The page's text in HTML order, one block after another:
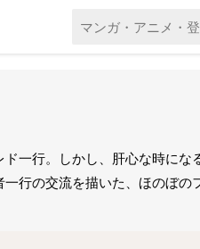
一行。しかし、肝心な時に
行の交流を描いた、ほのぼ